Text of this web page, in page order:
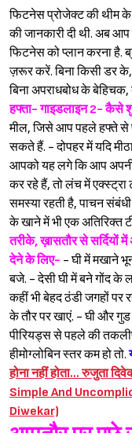
फिटनेस प्रोजेक्ट की थीम
की जानकारी दी थी. अब
फिटनेस को प्लान करना है.
ज़रूर करें. बिना किसी डर
बिना अपराधबोध के
हफ्ता- गाइडलाइन 2-
मील, जिसे आप पहले हफ्ते से
सकते हैं. - दोपहर में यदि
आपको यह लगे कि आप अपनी
कर रहे हैं, तो लंच में
समस्या रहती है, पाचन
के खाने में भी एक अतिरिक्त
तरीके, ख़ासतौर से सर्दियों
देने के लिए- - घी में मखाने
बजे. - देसी घी में बने गोंद के
कहीं भी बेहद ठंडी जगहों पर
के तौर पर खाएं. - घी और
पीरियड्स से पहले की
हीमोग्लोबिन स्तर कम हो तो.
होना नहीं होता… रुजुता
Simple And
Diwekar)